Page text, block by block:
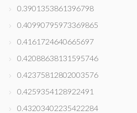
0.3901353861396798
0.40990795973369865
0.4161724640665697
0.42088638131595746
0.42375812802003576
0.4259354128922491
0.43203402235422284